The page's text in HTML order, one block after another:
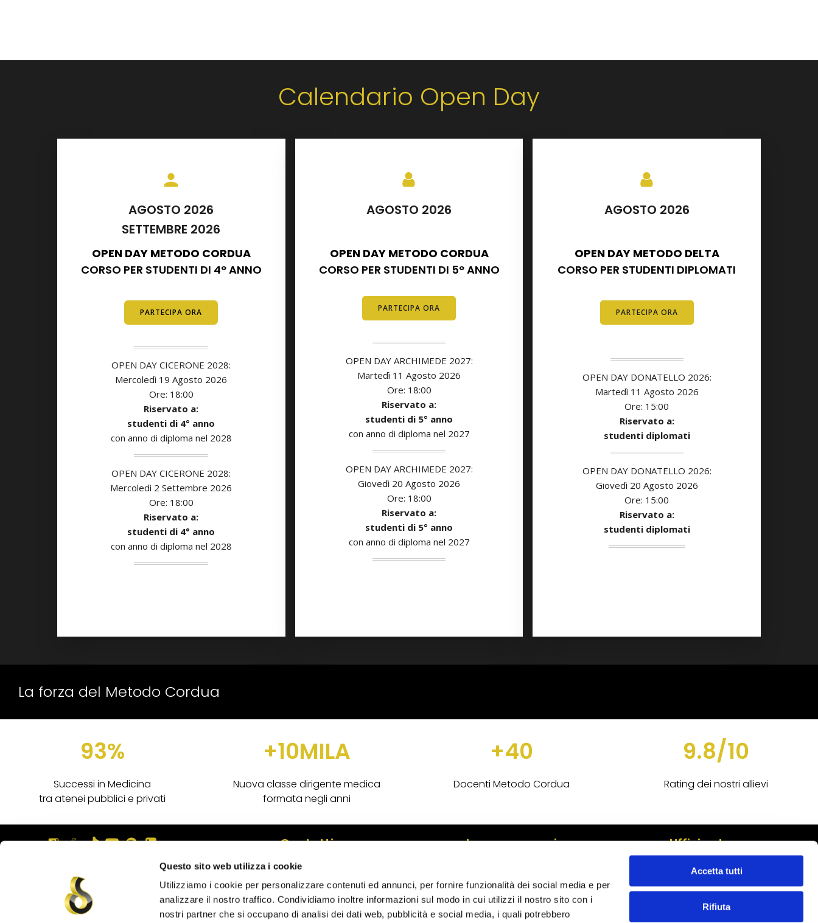
Questo sito web utilizza i cookie
Utilizziamo i cookie per personalizzare contenuti ed annunci, per fornire funzionalità dei social media e per
analizzare il nostro traffico. Condividiamo inoltre informazioni sul modo in cui utilizzi il nostro sito con i
nostri partner che si occupano di analisi dei dati web, pubblicità e social media, i quali potrebbero
Accetta tutti
Rifiuta
Calendario Open Day
AGOSTO 2026
SETTEMBRE 2026
OPEN DAY METODO CORDUA
CORSO PER STUDENTI DI 4° ANNO
PARTECIPA ORA
OPEN DAY CICERONE 2028:
Mercoledì 19 Agosto 2026
Ore: 18:00
Riservato a:
studenti di 4° anno
con anno di diploma nel 2028
OPEN DAY CICERONE 2028:
Mercoledì 2 Settembre 2026
Ore: 18:00
Riservato a:
studenti di 4° anno
con anno di diploma nel 2028
AGOSTO 2026
OPEN DAY METODO CORDUA
CORSO PER STUDENTI DI 5° ANNO
PARTECIPA ORA
OPEN DAY ARCHIMEDE 2027:
Martedì 11 Agosto 2026
Ore: 18:00
Riservato a:
studenti di 5° anno
con anno di diploma nel 2027
OPEN DAY ARCHIMEDE 2027:
Giovedì 20 Agosto 2026
Ore: 18:00
Riservato a:
studenti di 5° anno
con anno di diploma nel 2027
AGOSTO 2026
OPEN DAY METODO DELTA
CORSO PER STUDENTI DIPLOMATI
PARTECIPA ORA
OPEN DAY DONATELLO 2026:
Martedì 11 Agosto 2026
Ore: 15:00
Riservato a:
studenti diplomati
OPEN DAY DONATELLO 2026:
Giovedì 20 Agosto 2026
Ore: 15:00
Riservato a:
studenti diplomati
La forza del Metodo Cordua
93%
Successi in Medicina
tra atenei pubblici e privati
+10MILA
Nuova classe dirigente medica
formata negli anni
+40
Docenti Metodo Cordua
9.8/10
Rating dei nostri allievi
La versione integrale
del nostro simulatore
Contatti
info@cordua.org
010589501
Lavora con noi Ufficio stampa
ufficiostampa@cordua.org
Domande frequenti
Download Brochure pdf